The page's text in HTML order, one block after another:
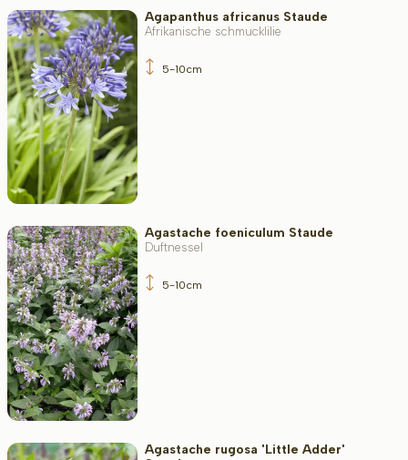
Agapanthus africanus Staude
Afrikanische schmucklilie
5-10cm
Agastache foeniculum Staude
Duftnessel
5-10cm
Agastache rugosa 'Little Adder'